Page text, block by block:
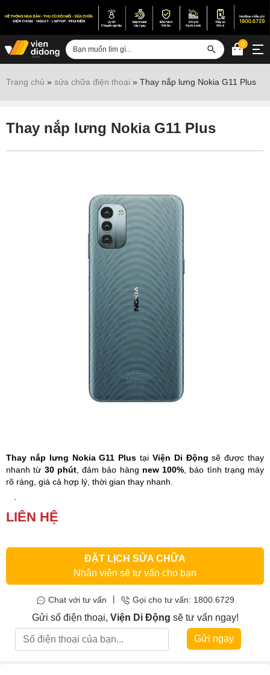
Sửa Android
Sửa chữa thiết bị khác
(miễn phí)
(Giờ làm việc: 08h00 - 21h00)
0
Trang chủ » sửa chữa điện thoại » Thay nắp lưng Nokia G11 Plus
Thay nắp lưng Nokia G11 Plus
Thay nắp lưng Nokia G11 Plus tại Viện Di Động sẽ được thay
nhanh từ 30 phút, đảm bảo hàng new 100% , báo tình trạng máy
rõ ràng, giá cả hợp lý, thời gian thay nhanh.
do tiếp xúc với vật nhọn,… đó là dấu hiệu bạn phải thay
Nokia G11 Plus
LIÊN HỆ
ĐẶT LỊCH SỬA CHỮA
Nhân viên sẽ tư vấn cho bạn
Chat với tư vấn Gọi cho tư vấn: 1800.6729
Gửi số điện thoại, Viện Di Động sẽ tư vấn ngay!
Gửi ngay